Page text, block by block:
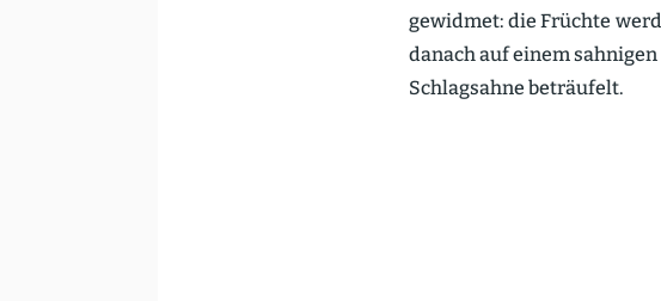
gewidmet: die Früchte
danach auf einem
Schlag­sahne beträufelt.